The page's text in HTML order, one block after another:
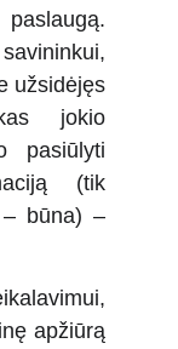
užsidėjęs
jokio
pasiūlyti
(tik
– būna) –
apžiūrą